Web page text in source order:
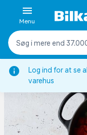
Log ind for at se
varehus
Menu
Opskrifter